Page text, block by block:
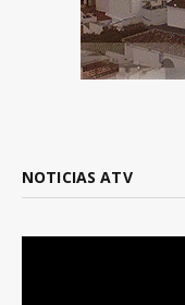
NOTICIAS ATV